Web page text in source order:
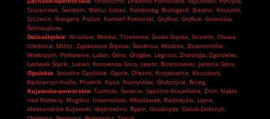
Szczecinek, Świdwin, Wałcz, Łobez, Kołobrzeg, Białogard, Sławno, Koszalin,
Szczecin, Stargard, Police, Kamień Pomorski, Gryfino, Gryfice, Goleniów,
Świnoujście.
Dolnośląskie: Wrocław, Wołów, Trzebnica, Środa Śląska, Strzelin, Oława,
Oleśnica, Milicz, Ząbkowice Śląskie, Świdnica, Kłodzko, Dzierżoniów,
Wałbrzych, Polkowice, Lubin, Góra, Głogów, Legnica, Złotoryja, Zgorzelec,
Lwówek Śląski, Lubań, Kamienna Góra, Jawor, Bolesławiec, Jelenia Góra.
Opolskie: Strzelce Opolskie, Opole, Olesno, Krapkowice, Kluczbork,
Kędzierzyn-Koźle, Prudnik, Nysa, Namysłów, Głubczyce, Brzeg.
Kujawsko-pomorskie: Tuchola, Świecie, Sępólno Krajeńskie, Żnin, Nakło
nad Notecią, Mogilno, Inowrocław, Włocławek, Radziejów, Lipno,
Aleksandrów Kujawski, Wąbrzeźno, Rypin, Grudziądz, Golub-Dobrzyń,